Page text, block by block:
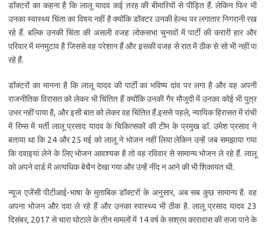
डॉक्टरों का कहना है कि लालू यादव कई तरह की बीमारियों से पीड़ित हैं. लेकिन फिर भी
उनका स्वास्थ्य चिंता का विषय नहीं है क्योंकि डॉक्टर उनकी हेल्थ पर लगातार निगरानी रख
रहे हैं. बल्कि उनकी चिंता की असली वजह लोकसभा चुनावों में पार्टी की करारी हार और
परिवार में मनमुटाव है जिससे वह परेशान हैं और इसकी वजह से रात में ठीक से सो भी नहीं पा
रहे हैं.
डॉक्टरों का मानना है कि लालू यादव की पार्टी का भविष्य दांव पर लगा है और वह अपनी
राजनीतिक विरासत को लेकर भी चिंतित हैं क्योंकि उनकी गैर मौजूदी में उनका कोई भी पुत्र
उभर नहीं पाया है, और इसी बात को लेकर वह चिंतित हैं.इससे पहले, न्यायिक हिरासत में रांची
में रिम्स में भर्ती लालू प्रसाद यादव के चिकित्सकों की टीम के प्रमुख डॉ. उमेश प्रसाद ने
बताया था कि 24 और 25 मई को लालू ने भोजन नहीं लिया लेकिन उन्हें जब समझाया गया
कि दवाइयां लेने के लिए भोजन आवश्यक है तो वह रविवार से सामान्य भोजन ले रहे हैं. लालू
को अपने वार्ड में अत्यधिक बेचैन देखा गया और उन्हें नींद न आने की भी शिकायत थी.
न्यूज एजेंसी पीटीआई-भाषा के मुताबिक डॉक्टरों के अनुसार, अब सब कुछ सामान्य है. वह
अपना भोजन और दवा ले रहे हैं और उनका स्वास्थ्य भी ठीक है. लालू प्रसाद यादव 23
दिसंबर, 2017 से चारा घोटाले के तीन मामलों में 14 वर्ष के सश्रम कारावास की सजा पाने के